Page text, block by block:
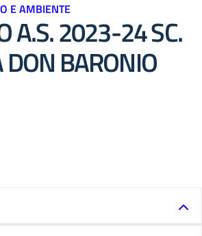
E AMBIENTE
A.S. 2023-24 SC.
BARONIO